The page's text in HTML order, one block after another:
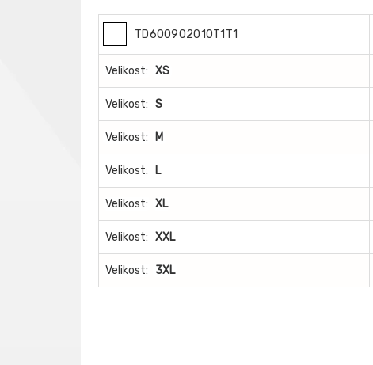
TD600902010T1T1
Velikost: XS
Velikost: S
Velikost: M
Velikost: L
Velikost: XL
Velikost: XXL
Velikost: 3XL